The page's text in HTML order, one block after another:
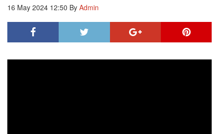
16 May 2024 12:50 By Admin